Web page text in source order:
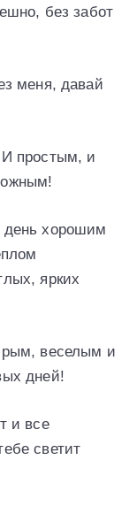
без забот
меня, давай
простым, и
хорошим
ярких
веселым и
дней!
и все
светит